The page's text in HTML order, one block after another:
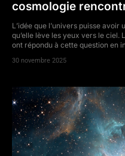
cosmologie
L’idée que l’univers puisse
qu’elle lève les yeux vers le ciel.
ont répondu à cette question en
30 novembre 2025